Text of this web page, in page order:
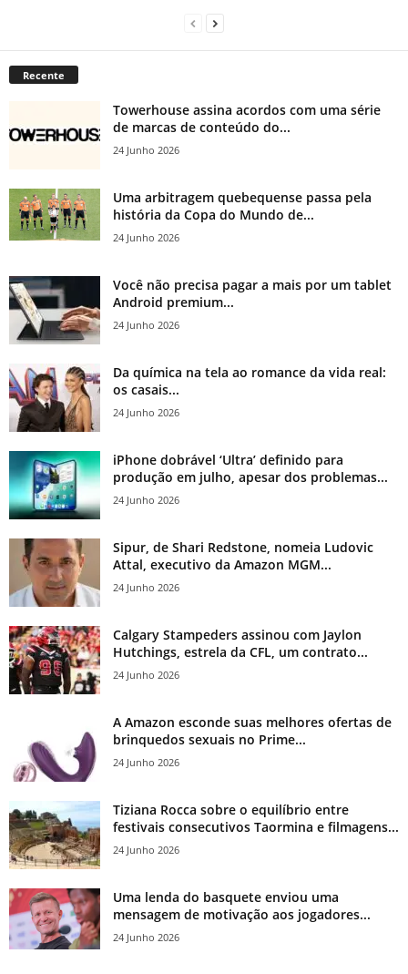
Recente
Towerhouse assina acordos com uma série
de marcas de conteúdo do...
24 Junho 2026
Uma arbitragem quebequense passa pela
história da Copa do Mundo de...
24 Junho 2026
Você não precisa pagar a mais por um tablet
Android premium...
24 Junho 2026
Da química na tela ao romance da vida real:
os casais...
24 Junho 2026
iPhone dobrável ‘Ultra’ definido para
produção em julho, apesar dos problemas...
24 Junho 2026
Sipur, de Shari Redstone, nomeia Ludovic
Attal, executivo da Amazon MGM...
24 Junho 2026
Calgary Stampeders assinou com Jaylon
Hutchings, estrela da CFL, um contrato...
24 Junho 2026
A Amazon esconde suas melhores ofertas de
brinquedos sexuais no Prime...
24 Junho 2026
Tiziana Rocca sobre o equilíbrio entre
festivais consecutivos Taormina e filmagens...
24 Junho 2026
Uma lenda do basquete enviou uma
mensagem de motivação aos jogadores...
24 Junho 2026